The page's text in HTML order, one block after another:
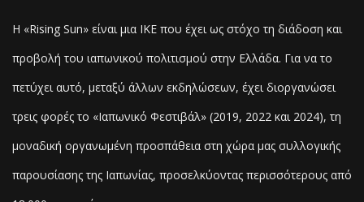
Η «Rising Sun» είναι μια ΙΚΕ που έχει ως στόχο τη διάδοση και
προβολή του ιαπωνικού πολιτισμού στην Ελλάδα. Για να το
πετύχει αυτό, μεταξύ άλλων εκδηλώσεων, έχει διοργανώσει
τρεις φορές το «Ιαπωνικό Φεστιβάλ» (2019, 2022 και 2024), τη
μοναδική οργανωμένη προσπάθεια στη χώρα μας συλλογικής
παρουσίασης της Ιαπωνίας, προσελκύοντας περισσότερους από